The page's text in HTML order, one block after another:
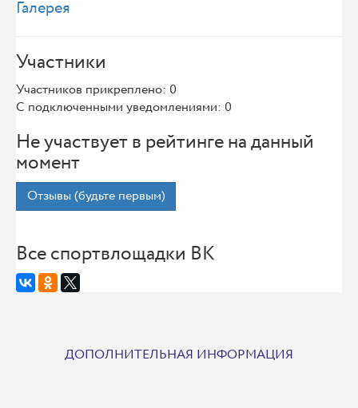
Галерея
Участники
Участников прикреплено: 0
С подключенными уведомлениями: 0
Не участвует в рейтинге на данный
момент
Отзывы (будьте первым)
Все спортвлощадки ВК
ДОПОЛНИТЕЛЬНАЯ ИНФОРМАЦИЯ